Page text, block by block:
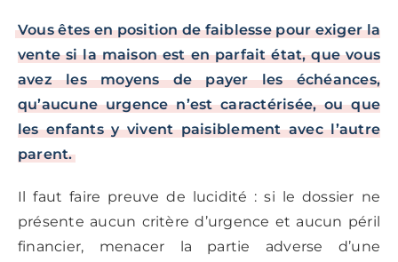
Vous êtes en position de faiblesse pour exiger la
vente si la maison est en parfait état, que vous
avez les moyens de payer les échéances,
qu’aucune urgence n’est caractérisée, ou que
les enfants y vivent paisiblement avec l’autre
parent.
Il faut faire preuve de lucidité : si le dossier ne
présente aucun critère d’urgence et aucun péril
financier, menacer la partie adverse d’une